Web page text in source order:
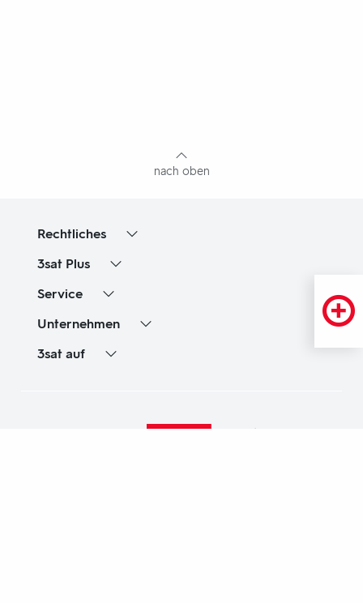
nach oben
Rechtliches
3sat Plus
Service
Unternehmen
3sat auf